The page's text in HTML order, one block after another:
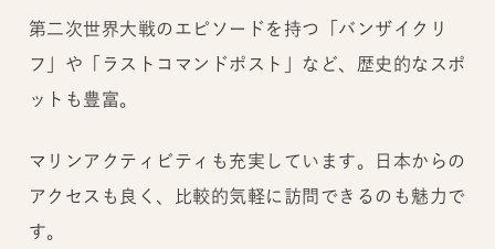
第二次世界大戦のエピソードを持つ「バンザイクリ
フ」や「ラストコマンドポスト」など、歴史的なスポ
ットも豊富。
マリンアクティビティも充実しています。日本からの
アクセスも良く、比較的気軽に訪問できるのも魅力で
す。